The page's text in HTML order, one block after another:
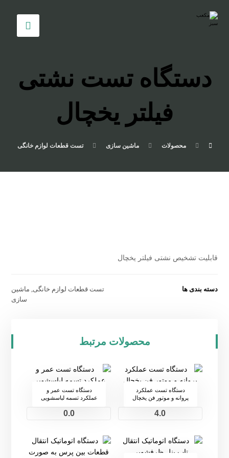
دستگاه تست نشتی
فیلتر یخچال
محصولات ماشین سازی تست قطعات لوازم خانگی
قابلیت تشخیص نشتی فیلتر یخچال
دسته بندی ها تست قطعات لوازم خانگی ماشین
سازی
محصولات مرتبط
دستگاه تست عملکرد
پروانه و موتور فن یخچال
4.0
دستگاه تست عمر و
عملکرد تسمه لباسشویی
0.0